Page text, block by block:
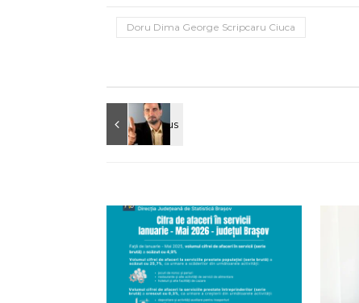
Doru Dima George Scripcaru Ciuca